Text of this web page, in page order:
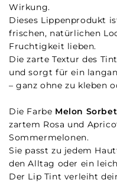
Wirkung.
Dieses Lippenprodukt
frischen, natürlichen
Fruchtigkeit lieben.
Die zarte Textur des
und sorgt für ein
– ganz ohne zu kleben
Die Farbe Melon Sorbet
zartem Rosa und
Sommermelonen.
Sie passt zu jedem
den Alltag oder ein
Der Lip Tint verleiht